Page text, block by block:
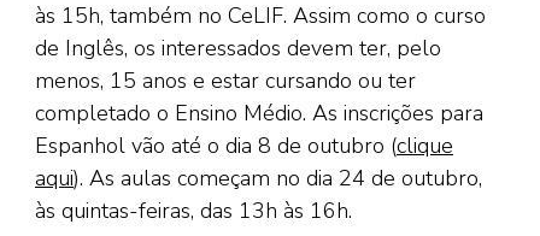
às 15h, também no CeLIF. Assim como o curso
de Inglês, os interessados devem ter, pelo
menos, 15 anos e estar cursando ou ter
completado o Ensino Médio. As inscrições para
Espanhol vão até o dia 8 de outubro (clique
aqui). As aulas começam no dia 24 de outubro,
às quintas-feiras, das 13h às 16h.